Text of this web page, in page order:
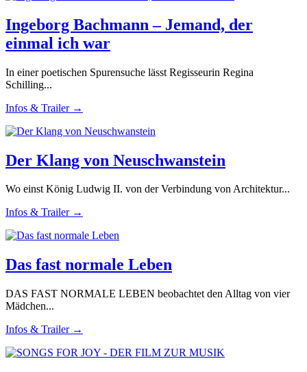
Ingeborg Bachmann – Jemand, der
einmal ich war
In einer poetischen Spurensuche lässt Regisseurin Regina
Schilling...
Infos & Trailer →
Der Klang von Neuschwanstein
Wo einst König Ludwig II. von der Verbindung von Architektur...
Infos & Trailer →
Das fast normale Leben
DAS FAST NORMALE LEBEN beobachtet den Alltag von vier
Mädchen...
Infos & Trailer →